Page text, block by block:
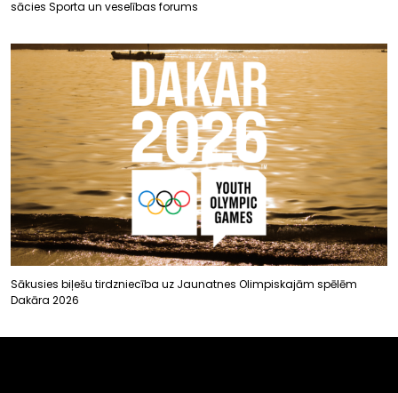
sācies Sporta un veselības forums
Sākusies biļešu tirdzniecība uz Jaunatnes Olimpiskajām spēlēm
Dakāra 2026